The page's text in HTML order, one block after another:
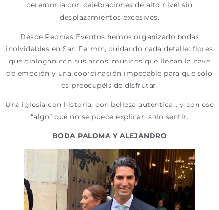
ceremonia con celebraciones de alto nivel sin
desplazamientos excesivos.
Desde Peonías Eventos hemos organizado bodas
inolvidables en San Fermín, cuidando cada detalle: flores
que dialogan con sus arcos, músicos que llenan la nave
de emoción y una coordinación impecable para que solo
os preocupéis de disfrutar.
Una iglesia con historia, con belleza auténtica… y con ese
“algo” que no se puede explicar, solo sentir.
BODA PALOMA Y ALEJANDRO